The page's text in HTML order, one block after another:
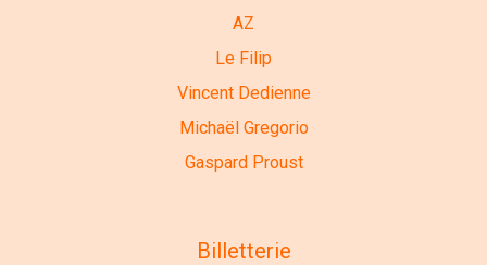
AZ
Le Filip
Vincent Dedienne
Michaël Gregorio
Gaspard Proust
Billetterie